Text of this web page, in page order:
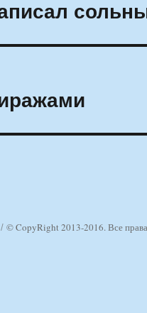
© CopyRight 2013-2016. Все